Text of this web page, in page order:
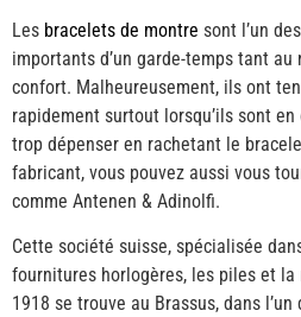
Les bracelets de montre sont l’un des
importants d’un garde-temps tant
confort. Malheureusement, ils ont
rapidement surtout lorsqu’ils sont
trop dépenser en rachetant le
fabricant, vous pouvez aussi vous
comme Antenen & Adinolfi.
Cette société suisse, spécialisée
fournitures horlogères, les piles et
1918 se trouve au Brassus, dans